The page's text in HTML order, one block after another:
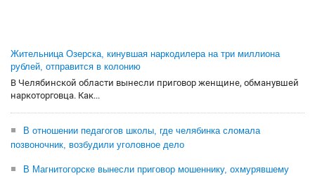
Жительница Озерска, кинувшая наркодилера на три миллиона
рублей, отправится в колонию
В Челябинской области вынесли приговор женщине, обманувшей
наркоторговца. Как...
В отношении педагогов школы, где челябинка сломала
позвоночник, возбудили уголовное дело
В Магнитогорске вынесли приговор мошеннику, охмурявшему